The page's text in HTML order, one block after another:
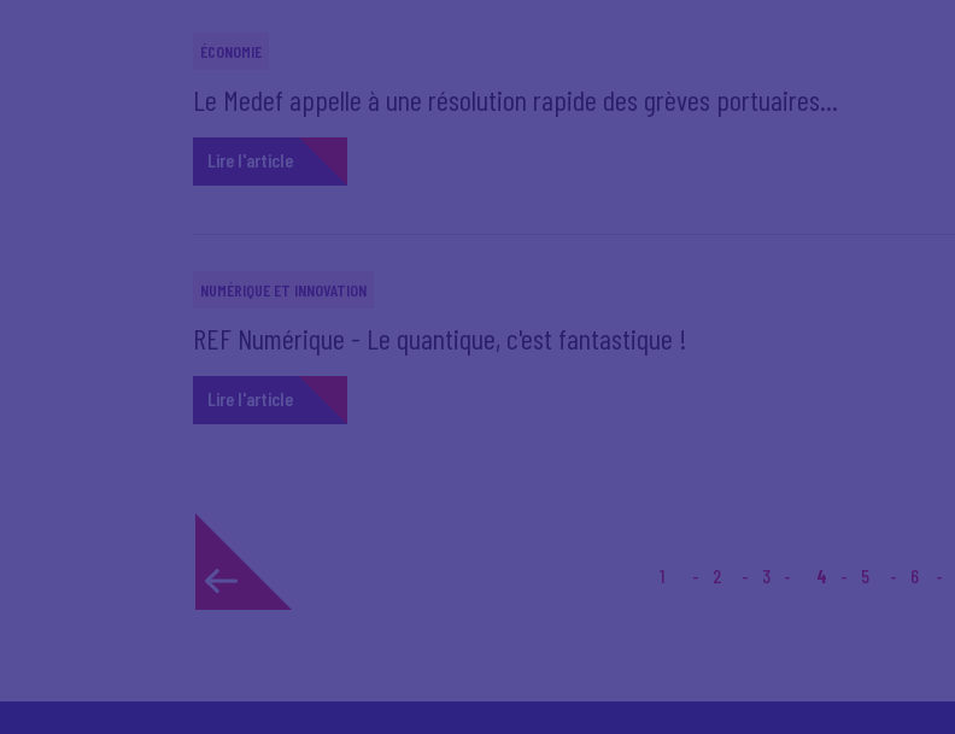
ÉCONOMIE
Le Medef appelle à une résolution rapide des grèves portuaires...
Lire l'article
NUMÉRIQUE ET INNOVATION
REF Numérique - Le quantique, c'est fantastique !
Lire l'article
1 2 3 4 5 6